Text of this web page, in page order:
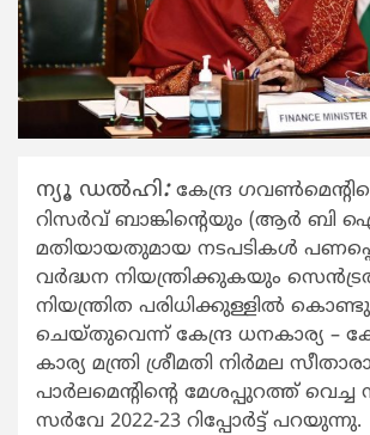
ന്യൂ ഡൽഹി: കേന്ദ്ര
റിസർവ് ബാങ്കിന്റെയും (ആർ‌ ബി
മതിയായതുമായ നടപടികൾ
വർദ്ധന നിയന്ത്രിക്കുകയും
നി‌യന്ത്രിത പരിധിക്കുള്ളിൽ
ചെയ്‌തുവെന്ന് കേന്ദ്ര ധനകാര്യ –
കാര്യ മന്ത്രി ശ്രീമതി നിർമല
പാർലമെന്റിന്റെ മേശപ്പുറത്ത് വെച്ച
സർവേ 2022-23 റിപ്പോർട്ട് പറയുന്നു.